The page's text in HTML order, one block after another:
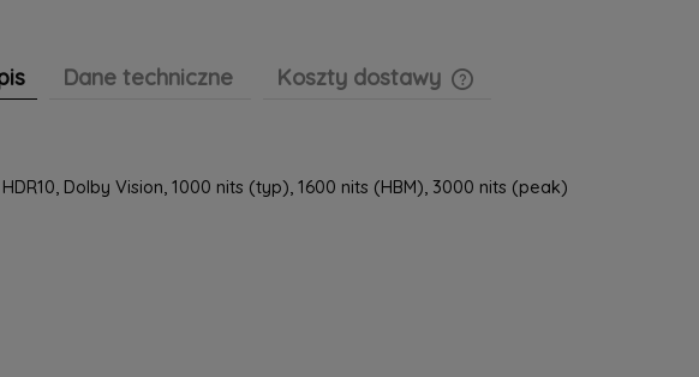
Dane techniczne Koszty dostawy
HDR10, Dolby Vision, 1000 nits (typ), 1600 nits (HBM), 3000 nits (peak)